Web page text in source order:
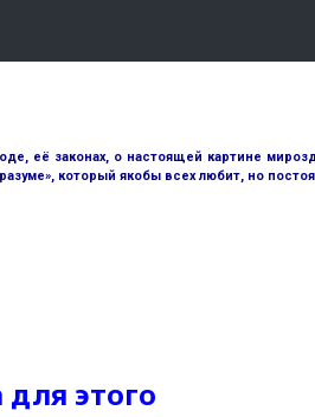
её законах, о настоящей картине
который якобы всех любит, но
этого